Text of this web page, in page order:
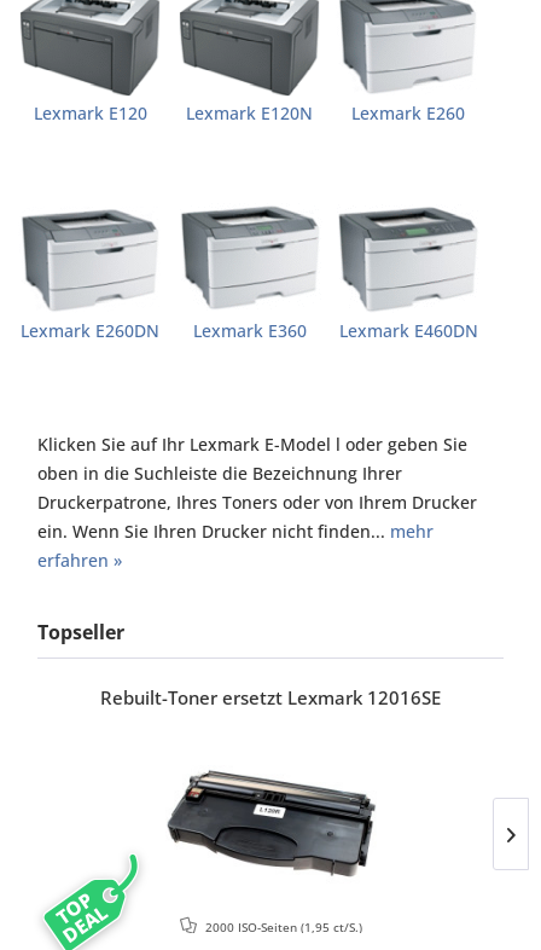
Lexmark E120 Lexmark E120N Lexmark E260
Lexmark E260DN Lexmark E360 Lexmark E460DN
Klicken Sie auf Ihr Lexmark E-Model l oder geben Sie
oben in die Suchleiste die Bezeichnung Ihrer
Druckerpatrone, Ihres Toners oder von Ihrem Drucker
ein. Wenn Sie Ihren Drucker nicht finden... mehr
erfahren »
Topseller
TOP
DEAL
Rebuilt-Toner ersetzt Lexmark 12016SE
2000 ISO-Seiten (1,95 ct/S.)